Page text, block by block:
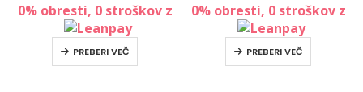
0% obresti, 0 stroškov z
PREBERI VEČ
0% obresti, 0 stroškov z
PREBERI VEČ